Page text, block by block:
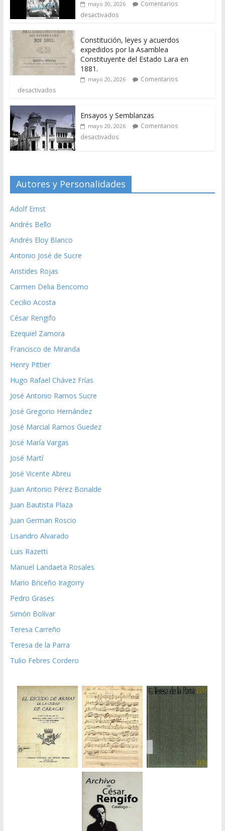
mayo 30, 2026
Comentarios
desactivados
Constitución, leyes y acuerdos
expedidos por la Asamblea
Constituyente del Estado Lara en
1881.
mayo 20, 2026
Comentarios
desactivados
Ensayos y Semblanzas
mayo 20, 2026
Comentarios
desactivados
Autores y Personalidades
Adolf Ernst
Andrés Bello
Andrés Eloy Blanco
Antonio José de Sucre
Aristides Rojas
Carmen Delia Bencomo
Cecilio Acosta
César Rengifo
Ezequiel Zamora
Francisco de Miranda
Henry Pittier
Hugo Rafael Chávez Frías
José Antonio Ramos Sucre
José Gregorio Hernández
José Marcial Ramos Guedez
José María Vargas
José Martí
José Vicente Abreu
Juan Antonio Pérez Bonalde
Juan Bautista Plaza
Juan German Roscio
Lisandro Alvarado
Luis Razetti
Manuel Landaeta Rosales
Mario Briceño Iragorry
Pedro Grases
Simón Bolívar
Teresa Carreño
Teresa de la Parra
Tulio Febres Cordero